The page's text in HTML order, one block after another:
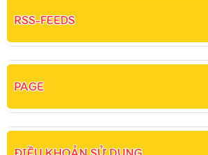
RSS-FEEDS
PAGE